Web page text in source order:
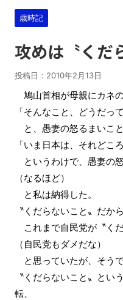
歳時記
攻めは〝くだ
投稿日： 2010年2月13日
鳩山首相が母親にカネ
「そんなこと、どうだっ
と、愚妻の怒るまいこと
「いま日本は、それどこ
というわけで、愚妻の
（なるほど）
と私は納得した。
〝くだらないこと〟だか
これまで自民党が〝く
（自民党もダメだな）
と思っていたが、そうで
〝くだらないこと〟と
転、